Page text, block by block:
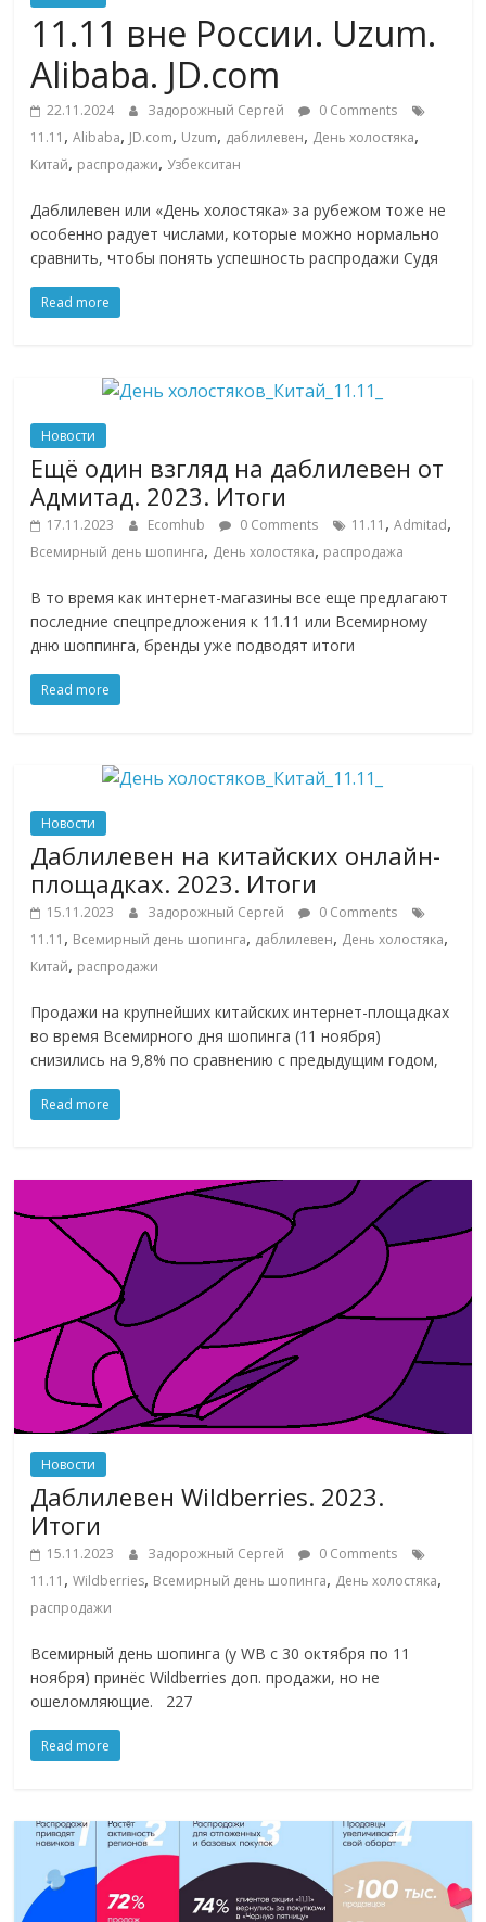
Commerce,
омниканальном
ритейле,
логистике,
технологиях,
онлайн-
торговле,
сервисах
для
Commerce,
ритейле,
логистике,
технологиях,
соцсетях.
Нам
Сеть
меняет
жизнь
людей
обсудить
изменения
читателем.
11.11 вне России. Uzum.
Alibaba. JD.com
22.11.2024 Задорожный Сергей
0 Comments
11.11 ,Alibaba, JD.com, Uzum, даблилевен, День холостяка,
Китай, распродажи, Узбекситан
Даблилевен или «День холостяка» за рубежом тоже не
особенно радует числами, которые можно нормально
сравнить, чтобы понять успешность распродажи Судя
Read more
Новости
Ещё один взгляд на даблилевен от
Адмитад. 2023. Итоги
17.11.2023 Ecomhub 0 Comments 11.11 ,Admitad,
Всемирный день шопинга, День холостяка, распродажа
В то время как интернет-магазины все еще предлагают
последние спецпредложения к 11.11 или Всемирному
дню шоппинга, бренды уже подводят итоги
Read more
Новости
Даблилевен на китайских онлайн-
площадках. 2023. Итоги
15.11.2023 Задорожный Сергей
0 Comments
11.11 , Всемирный день шопинга, даблилевен, День холостяка,
Китай, распродажи
Продажи на крупнейших китайских интернет-площадках
во время Всемирного дня шопинга (11 ноября)
снизились на 9,8% по сравнению с предыдущим годом,
Read more
Новости
Даблилевен Wildberries. 2023.
Итоги
15.11.2023 Задорожный Сергей
0 Comments
11.11 ,Wildberries, Всемирный день шопинга, День холостяка,
распродажи
Всемирный день шопинга (у WB c 30 октября по 11
ноября) принёс Wildberries доп. продажи, но не
ошеломляющие. 227
Read more